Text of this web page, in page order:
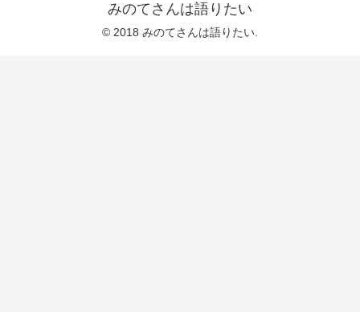
みのてさんは語りたい
© 2018 みのてさんは語りたい.